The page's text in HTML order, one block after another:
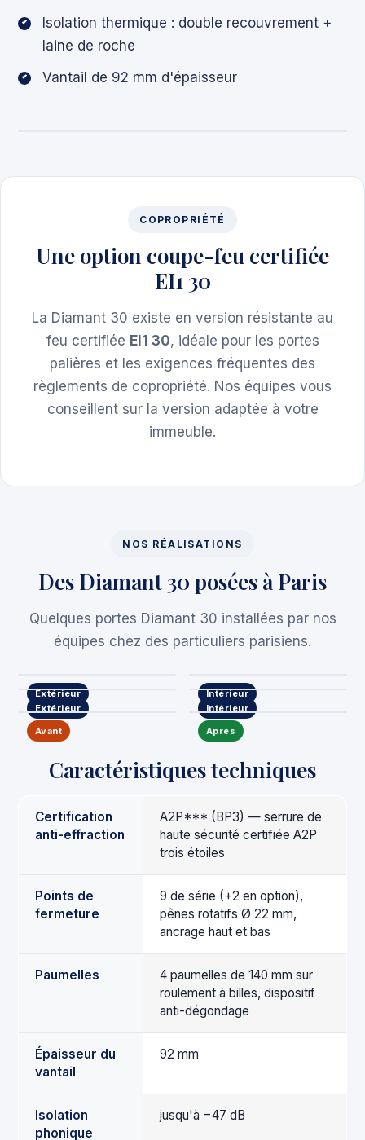
Isolation thermique : double recouvrement +
laine de roche
Vantail de 92 mm d'épaisseur
COPROPRIÉTÉ
Une option coupe-feu certifiée
EI1 30
La Diamant 30 existe en version résistante au
feu certifiée EI1 30, idéale pour les portes
palières et les exigences fréquentes des
règlements de copropriété. Nos équipes vous
conseillent sur la version adaptée à votre
immeuble.
NOS RÉALISATIONS
Des Diamant 30 posées à Paris
Quelques portes Diamant 30 installées par nos
équipes chez des particuliers parisiens.
Extérieur
Intérieur
Extérieur
Intérieur
Avant
Après
Caractéristiques techniques
Certification
anti-effraction
A2P*** (BP3) — serrure de
haute sécurité certifiée A2P
trois étoiles
Points de
fermeture
9 de série (+2 en option),
pênes rotatifs Ø 22 mm,
ancrage haut et bas
Paumelles
4 paumelles de 140 mm sur
roulement à billes, dispositif
anti-dégondage
Épaisseur du
vantail
92 mm
Isolation
phonique
jusqu'à −47 dB